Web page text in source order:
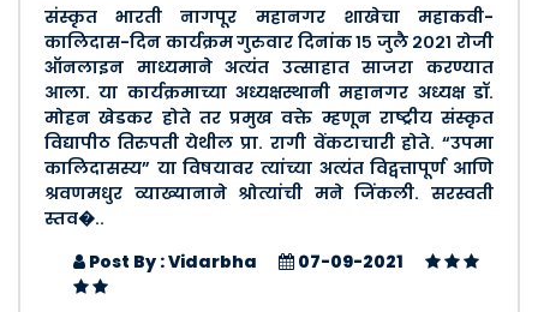
संस्कृत भारती नागपूर महानगर शाखेचा महाकवी-
कालिदास-दिन कार्यक्रम गुरुवार दिनांक १५ जुलै २०२१ रोजी
ऑनलाइन माध्यमाने अत्यंत उत्साहात साजरा करण्यात
आला. या कार्यक्रमाच्या अध्यक्षस्थानी महानगर अध्यक्ष डॉ.
मोहन खेडकर होते तर प्रमुख वक्ते म्हणून राष्ट्रीय संस्कृत
विद्यापीठ तिरुपती येथील प्रा. रागी वेंकटाचारी होते. “उपमा
कालिदासस्य” या विषयावर त्यांच्या अत्यंत विद्वत्तापूर्ण आणि
श्रवणमधुर व्याख्यानाने श्रोत्यांची मने जिंकली. सरस्वती
स्तव�..
Post By : Vidarbha
07-09-2021